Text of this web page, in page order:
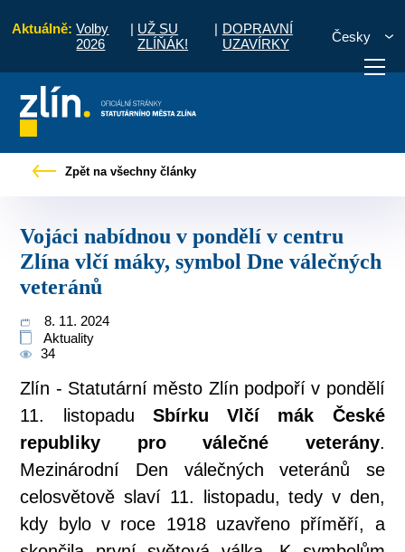
Aktuálně: Volby
2026
| UŽ SU
ZLÍŇÁK!
| DOPRAVNÍ
UZAVÍRKY
Česky
vyřídit Potřebuji zaplatit
Zpět na všechny články
Vojáci nabídnou v pondělí v centru
Zlína vlčí máky, symbol Dne válečných
veteránů
8. 11. 2024
Aktuality
34
Zlín - Statutární město Zlín podpoří v pondělí
11. listopadu Sbírku Vlčí mák České
republiky pro válečné veterány.
Mezinárodní Den válečných veteránů se
celosvětově slaví 11. listopadu, tedy v den,
kdy bylo v roce 1918 uzavřeno příměří, a